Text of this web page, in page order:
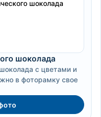
шоколада
с цветами и
в фоторамку свое